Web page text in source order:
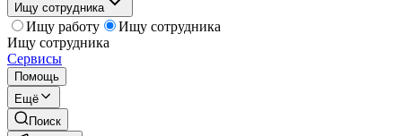
Ищу сотрудника
Ищу работу
Ищу сотрудника
Ищу сотрудника
Сервисы
Помощь
Ещё
Поиск